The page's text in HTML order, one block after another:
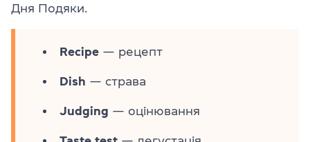
Дня Подяки.
Recipe — рецепт
Dish — страва
Judging — оцінювання